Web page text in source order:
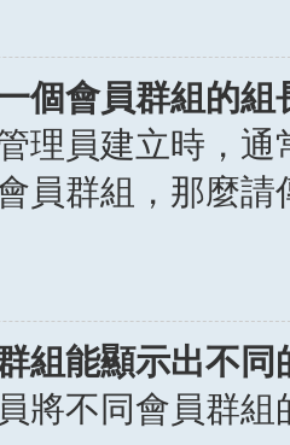
個會員群組的組
理員建立時，
員群組，那麼
組能顯示出不同
將不同會員群